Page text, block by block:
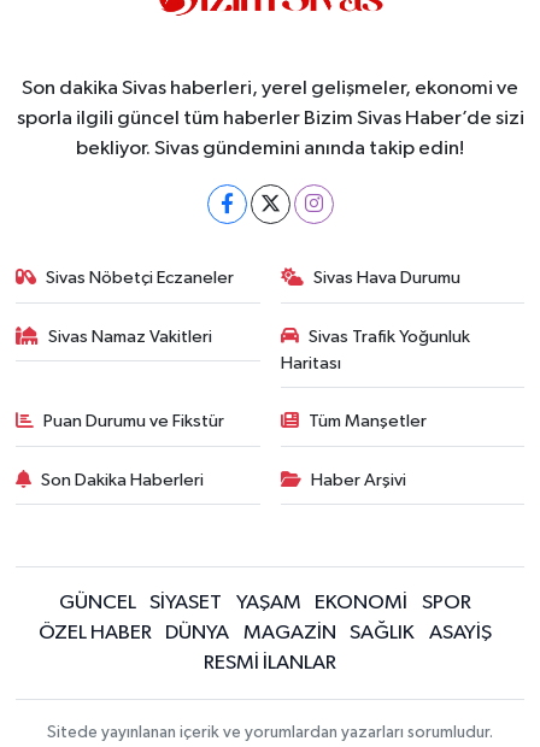
Son dakika Sivas haberleri, yerel gelişmeler, ekonomi ve
sporla ilgili güncel tüm haberler Bizim Sivas Haber’de sizi
bekliyor. Sivas gündemini anında takip edin!
Sivas Nöbetçi Eczaneler Sivas Hava Durumu
Sivas Namaz Vakitleri
Sivas Trafik Yoğunluk
Haritası
Puan Durumu ve Fikstür Tüm Manşetler
Son Dakika Haberleri Haber Arşivi
GÜNCEL SİYASET YAŞAM EKONOMİ
SPOR
ÖZEL HABER
DÜNYA MAGAZİN SAĞLIK
ASAYİŞ
RESMİ İLANLAR
Sitede yayınlanan içerik ve yorumlardan yazarları sorumludur.